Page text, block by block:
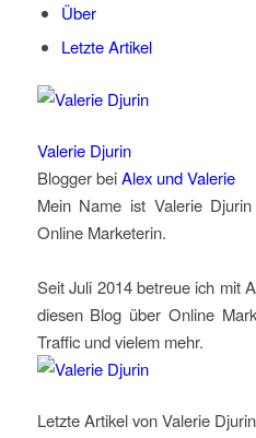
Über
Letzte Artikel
Valerie Djurin
BloggerbeiAlex und Valerie
Mein Name ist Valerie
Online Marketerin.
Seit Juli 2014 betreue ich mit
diesen Blog über Online
Traffic und vielem mehr.
Letzte Artikel von Valerie Djurin